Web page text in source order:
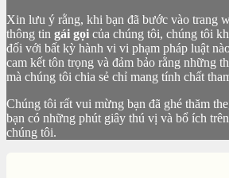
Xin lưu ý rằng, khi bạn đã bước vào trang
thông tin gái gọi của chúng tôi, chúng tôi
đối với bất kỳ hành vi vi phạm pháp luật
cam kết tôn trọng và đảm bảo rằng những
mà chúng tôi chia sẻ chỉ mang tính chất
Chúng tôi rất vui mừng bạn đã ghé thăm
bạn có những phút giây thú vị và bổ ích
chúng tôi.